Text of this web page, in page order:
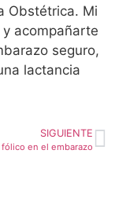
Obstétrica. Mi
acompañarte
seguro,
lactancia
SIGUIENTE
en el embarazo